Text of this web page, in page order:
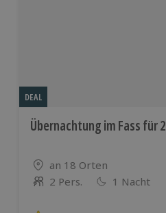
DEAL
Übernachtung im Fass für 2
Standort
an 18 Orten
Anzahl der Teilnehmer
2 Pers. 1 Nacht